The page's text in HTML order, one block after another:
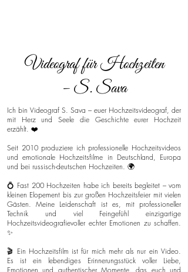
Videograf für Hochzeiten
– S. Sava
Ich bin Videograf S. Sava – euer Hochzeitsvideograf, der
mit Herz und Seele die Geschichte eurer Hochzeit
erzählt. ❤️
Seit 2010 produziere ich professionelle Hochzeitsvideos
und emotionale Hochzeitsfilme in Deutschland, Europa
und bei russisch-deutschen Hochzeiten. 🌍
💍 Fast 200 Hochzeiten habe ich bereits begleitet – vom
kleinen Elopement bis zur großen Hochzeitsfeier mit vielen
Gästen. Meine Leidenschaft ist es, mit professioneller
Technik und viel Feingefühl einzigartige
Hochzeitsvideografievoller echter Emotionen zu schaffen.
✨
🎬 Ein Hochzeitsfilm ist für mich mehr als nur ein Video.
Es ist ein lebendiges Erinnerungsstück voller Liebe,
Emotionen und authentischer Momente, das euch und